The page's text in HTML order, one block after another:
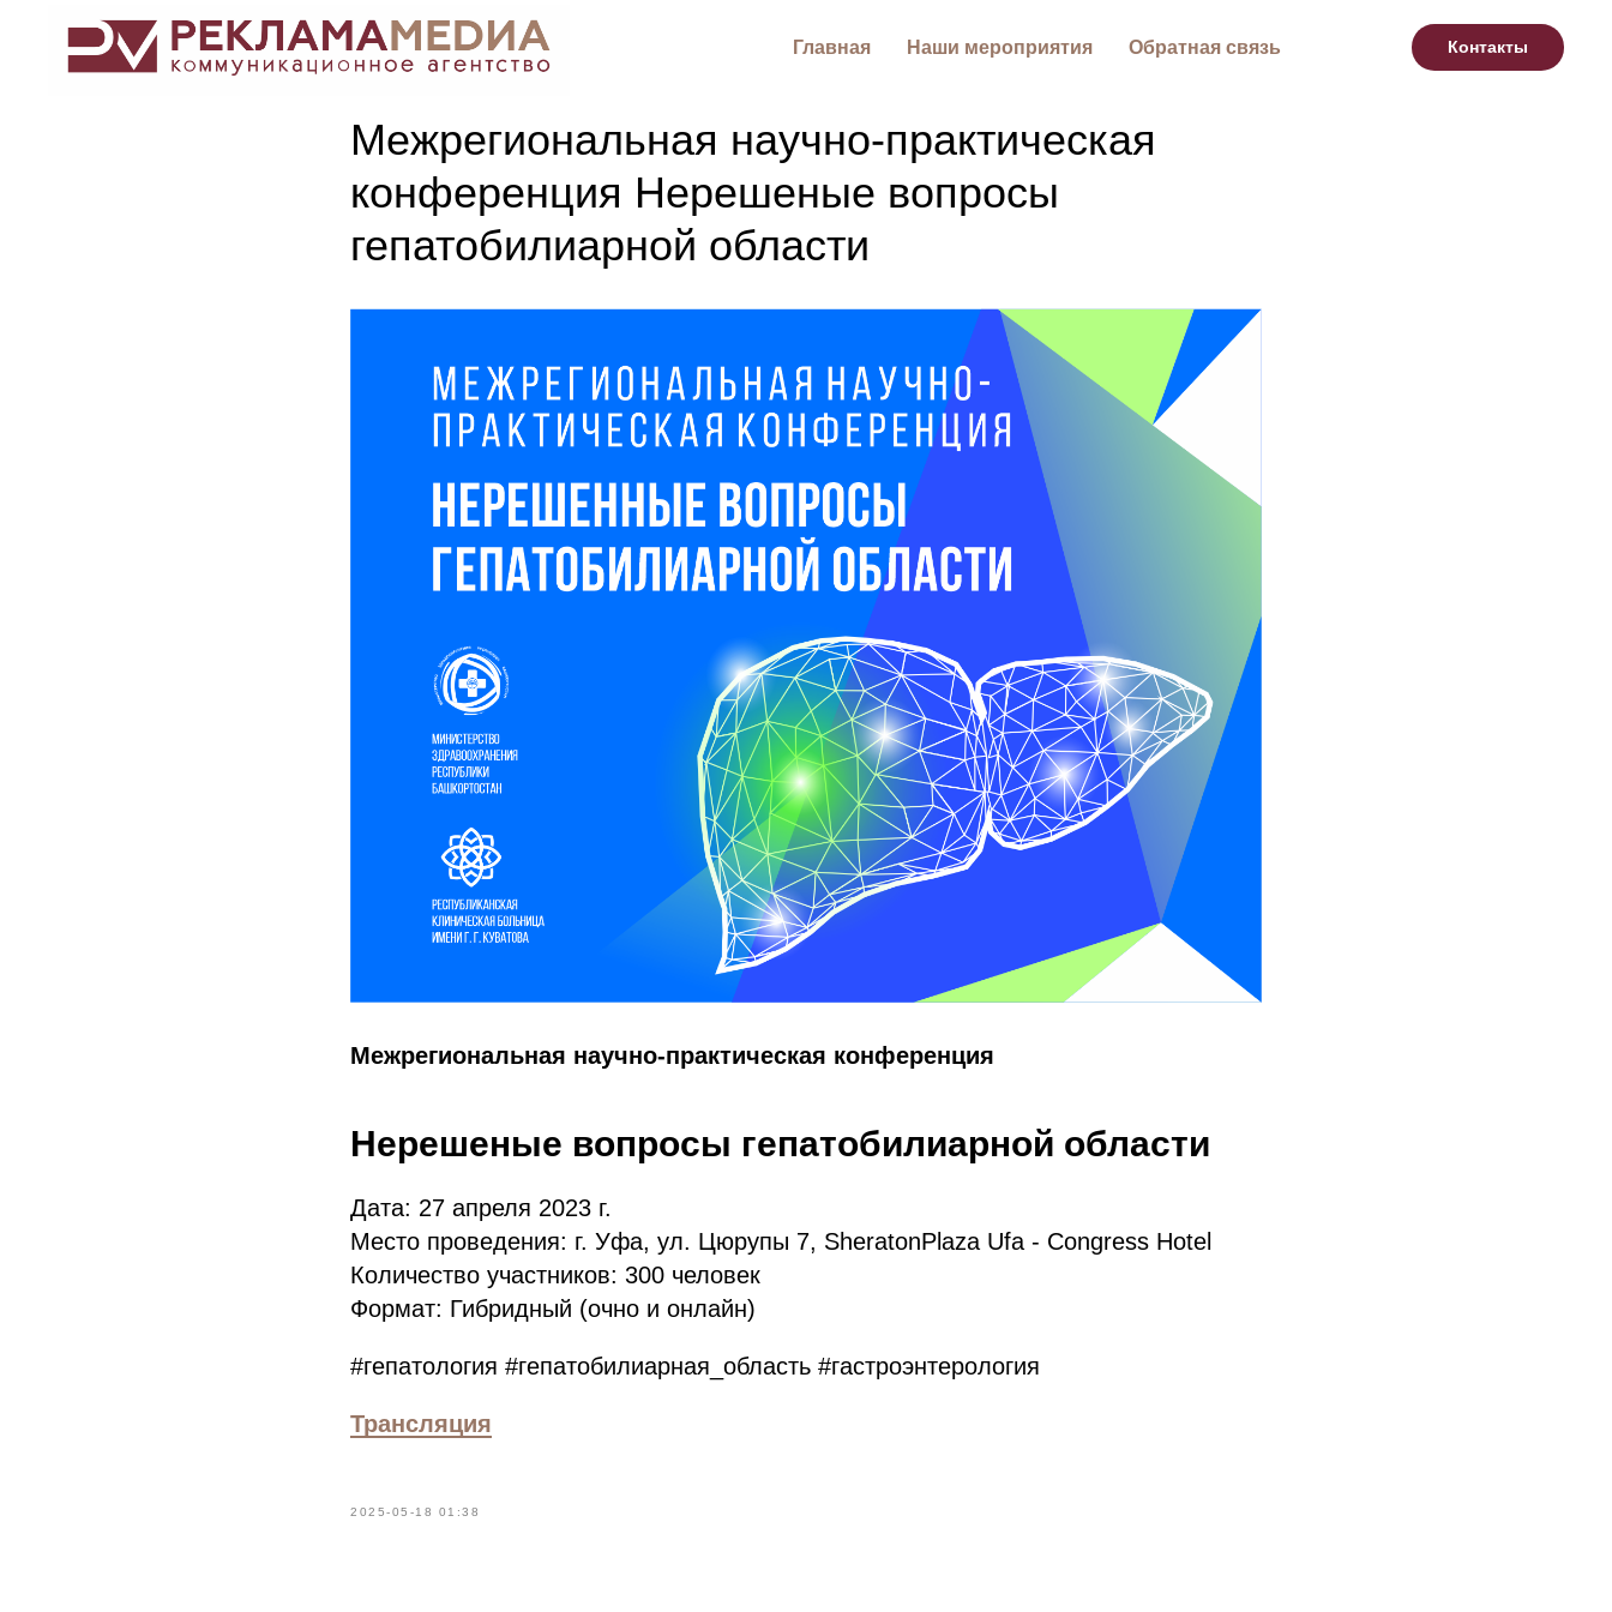
Главная Наши мероприятия Обратная связь Контакты
Межрегиональная научно-практическая
конференция Нерешеные вопросы
гепатобилиарной области
Межрегиональная научно-практическая конференция
Нерешеные вопросы гепатобилиарной области
Дата: 27 апреля 2023 г.
Место проведения: г. Уфа, ул. Цюрупы 7, SheratonPlaza Ufa - Congress Hotel
Количество участников: 300 человек
Формат: Гибридный (очно и онлайн)
#гепатология #гепатобилиарная_область #гастроэнтерология
Трансляция
2025-05-18 01:38